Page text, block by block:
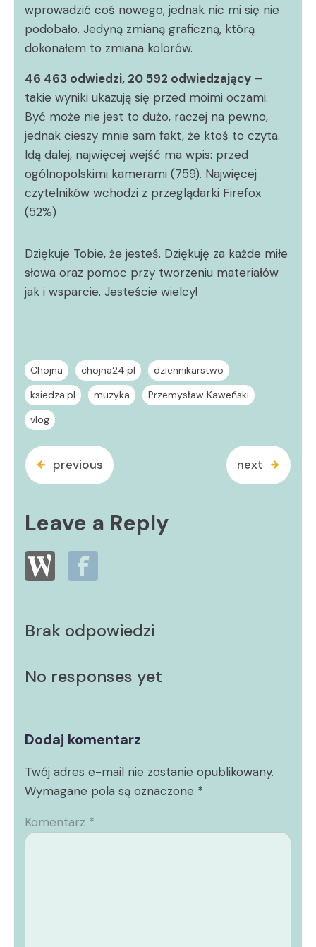
wprowadzić coś nowego, jednak nic mi się nie
podobało. Jedyną zmianą graficzną, którą
dokonałem to zmiana kolorów.
46 463 odwiedzi, 20 592 odwiedzający –
takie wyniki ukazują się przed moimi oczami.
Być może nie jest to dużo, raczej na pewno,
jednak cieszy mnie sam fakt, że ktoś to czyta.
Idą dalej, najwięcej wejść ma wpis: przed
ogólnopolskimi kamerami (759). Najwięcej
czytelników wchodzi z przeglądarki Firefox
(52%)
Dziękuje Tobie, że jesteś. Dziękuję za każde miłe
słowa oraz pomoc przy tworzeniu materiałów
jak i wsparcie. Jesteście wielcy!
Chojna chojna24.pl
dziennikarstwo
ksiedza.pl
muzyka
Przemysław Kaweński
vlog
previous next
Leave a Reply
Brak odpowiedzi
No responses yet
Dodaj komentarz
Twój adres e-mail nie zostanie opublikowany.
Wymagane pola są oznaczone *
Komentarz *